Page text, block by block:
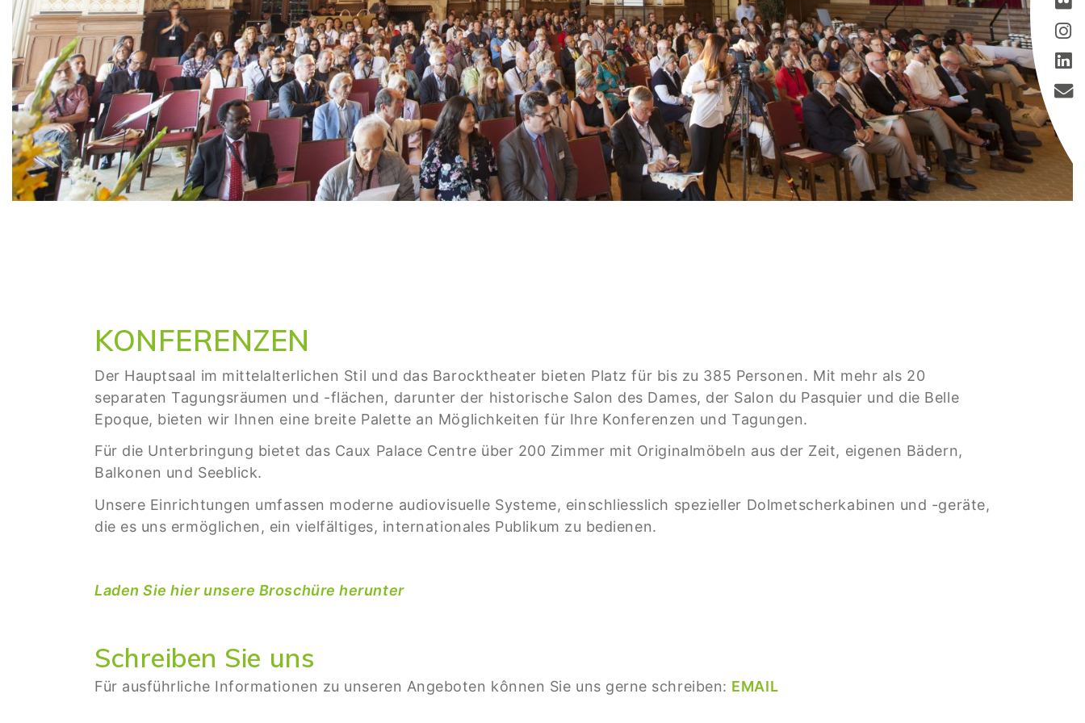
KONFERENZEN
Der Hauptsaal im mittelalterlichen Stil und das Barocktheater bieten Platz für bis zu 385 Personen. Mit mehr als 20
separaten Tagungsräumen und -flächen, darunter der historische Salon des Dames, der Salon du Pasquier und die Belle
Epoque, bieten wir Ihnen eine breite Palette an Möglichkeiten für Ihre Konferenzen und Tagungen.
Für die Unterbringung bietet das Caux Palace Centre über 200 Zimmer mit Originalmöbeln aus der Zeit, eigenen Bädern,
Balkonen und Seeblick.
Unsere Einrichtungen umfassen moderne audiovisuelle Systeme, einschliesslich spezieller Dolmetscherkabinen und -geräte,
die es uns ermöglichen, ein vielfältiges, internationales Publikum zu bedienen.
Laden Sie hier unsere Broschüre herunter
Schreiben Sie uns
Für ausführliche Informationen zu unseren Angeboten kônnen Sie uns gerne schreiben: EMAIL